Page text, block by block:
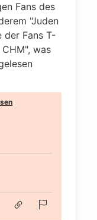
Fans des
"Juden
der Fans T-
was